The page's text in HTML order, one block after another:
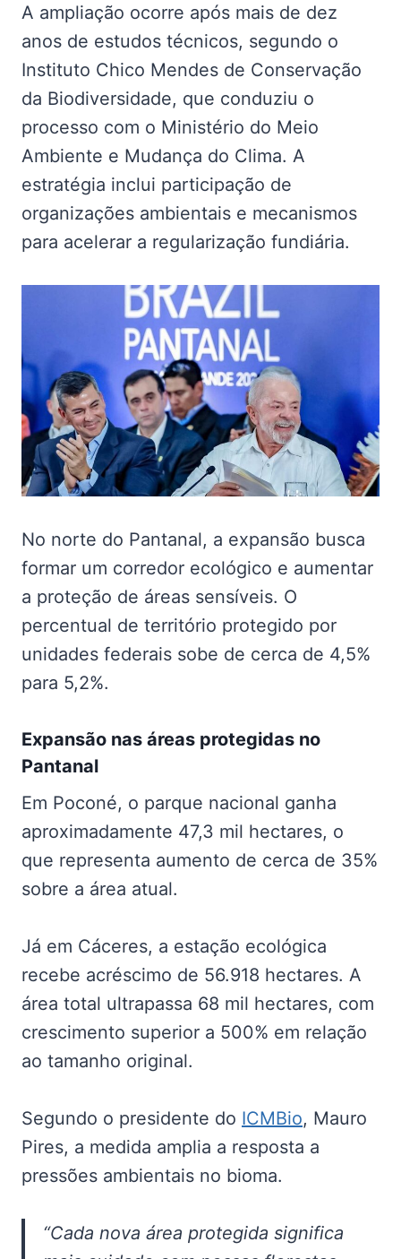
A ampliação ocorre após mais de dez
anos de estudos técnicos, segundo o
Instituto Chico Mendes de Conservação
da Biodiversidade, que conduziu o
processo com o Ministério do Meio
Ambiente e Mudança do Clima. A
estratégia inclui participação de
organizações ambientais e mecanismos
para acelerar a regularização fundiária.
No norte do Pantanal, a expansão busca
formar um corredor ecológico e aumentar
a proteção de áreas sensíveis. O
percentual de território protegido por
unidades federais sobe de cerca de 4,5%
para 5,2%.
Expansão nas áreas protegidas no
Pantanal
Em Poconé, o parque nacional ganha
aproximadamente 47,3 mil hectares, o
que representa aumento de cerca de 35%
sobre a área atual.
Já em Cáceres, a estação ecológica
recebe acréscimo de 56.918 hectares. A
área total ultrapassa 68 mil hectares, com
crescimento superior a 500% em relação
ao tamanho original.
Segundo o presidente do ICMBio, Mauro
Pires, a medida amplia a resposta a
pressões ambientais no bioma.
“Cada nova área protegida significa